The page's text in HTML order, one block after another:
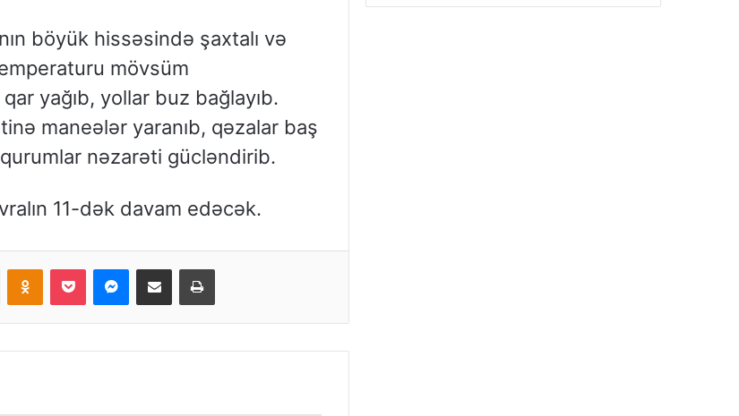
böyük hissəsində şaxtalı və
mövsüm
yağıb, yollar buz bağlayıb.
maneələr yaranıb, qəzalar baş
nəzarəti gücləndirib.
11-dək davam edəcək.